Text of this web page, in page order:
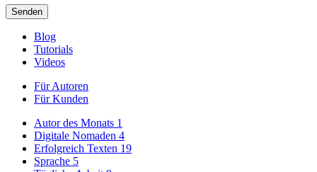
Blog
Tutorials
Videos
Für Autoren
Für Kunden
Autor des Monats 1
Digitale Nomaden 4
Erfolgreich Texten 19
Sprache 5